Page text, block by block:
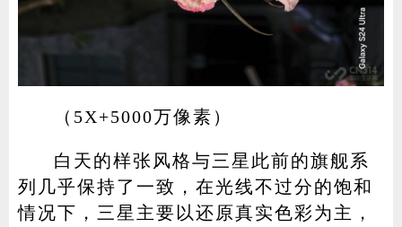
（5X+5000万像素）
白天的样张风格与三星此前的旗舰系
列几乎保持了一致，在光线不过分的饱和
情况下，三星主要以还原真实色彩为主，